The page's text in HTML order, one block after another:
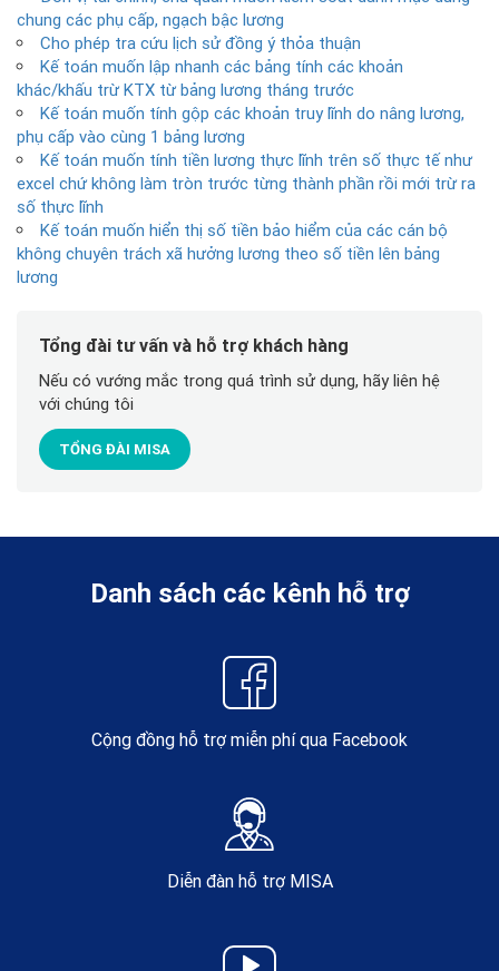
chung các phụ cấp, ngạch bậc lương
Cho phép tra cứu lịch sử đồng ý thỏa thuận
Kế toán muốn lập nhanh các bảng tính các khoản
khác/khấu trừ KTX từ bảng lương tháng trước
Kế toán muốn tính gộp các khoản truy lĩnh do nâng lương,
phụ cấp vào cùng 1 bảng lương
Kế toán muốn tính tiền lương thực lĩnh trên số thực tế như
excel chứ không làm tròn trước từng thành phần rồi mới trừ ra
số thực lĩnh
Kế toán muốn hiển thị số tiền bảo hiểm của các cán bộ
không chuyên trách xã hưởng lương theo số tiền lên bảng
lương
Tổng đài tư vấn và hỗ trợ khách hàng
Nếu có vướng mắc trong quá trình sử dụng, hãy liên hệ
với chúng tôi
TỔNG ĐÀI MISA
Danh sách các kênh hỗ trợ
Cộng đồng hỗ trợ miễn phí qua Facebook
Diễn đàn hỗ trợ MISA